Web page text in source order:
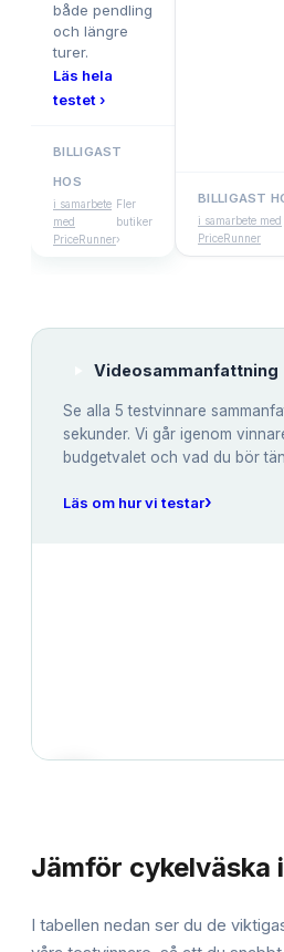
både pendling
och längre
turer.
Läs hela
testet ›
BILLIGAST
HOS
i samarbete
med
PriceRunner
Fler
butiker
›
BILLIGAST
i samarbete med
PriceRunner
Videosammanfattning
Se alla 5 testvinnare
sekunder. Vi går igenom
budgetvalet och vad du bör
Läs om hur vi testar›
Jämför cykelväska
I tabellen nedan ser du de